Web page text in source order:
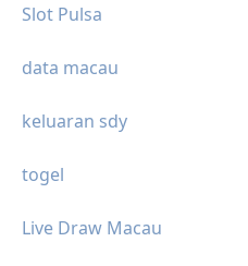
Slot Pulsa
data macau
keluaran sdy
togel
Live Draw Macau